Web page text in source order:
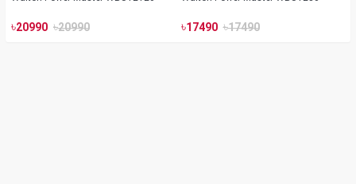
৳20990 ৳20990 ৳17490 ৳17490